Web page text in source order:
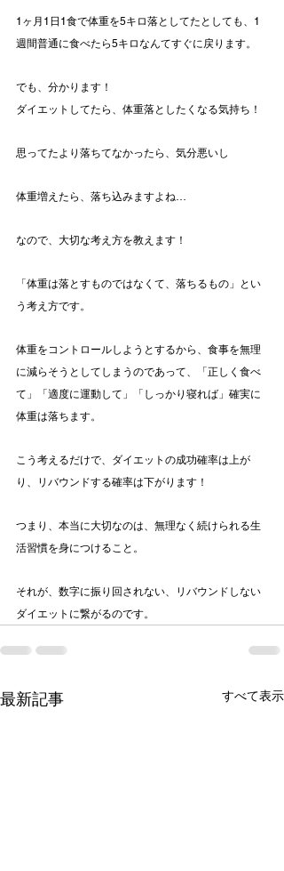
1ヶ月1日1食で体重を5キロ落としてたとしても、1
週間普通に食べたら5キロなんてすぐに戻ります。
でも、分かります！
ダイエットしてたら、体重落としたくなる気持ち！
思ってたより落ちてなかったら、気分悪いし
体重増えたら、落ち込みますよね…
なので、大切な考え方を教えます！
「体重は落とすものではなくて、落ちるもの」とい
う考え方です。
体重をコントロールしようとするから、食事を無理
に減らそうとしてしまうのであって、「正しく食べ
て」「適度に運動して」「しっかり寝れば」確実に
体重は落ちます。
こう考えるだけで、ダイエットの成功確率は上が
り、リバウンドする確率は下がります！
つまり、本当に大切なのは、無理なく続けられる生
活習慣を身につけること。
それが、数字に振り回されない、リバウンドしない
ダイエットに繋がるのです。
最新記事 すべて表示